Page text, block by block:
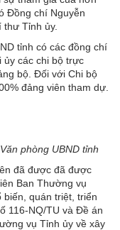
Đồng chí Nguyễn
Tỉnh ủy.
tỉnh có các đồng chí
ủy các chi bộ trực
bộ. Đối với Chi bộ
đảng viên tham dự.
phòng UBND tỉnh
đã được đã được
Ban Thường vụ
quán triệt, triển
116-NQ/TU và Đề án
vụ Tỉnh ủy về xây